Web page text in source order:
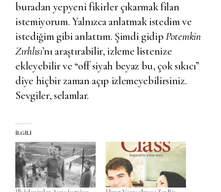
buradan yepyeni fikirler çıkarmak filan
istemiyorum. Yalnızca anlatmak istedim ve
istediğim gibi anlattım. Şimdi gidipPotemkin
Zırhlısı’nı araştırabilir, izleme listenize
ekleyebilir ve “off siyah beyaz bu, çok sıkıcı”
diye hiçbir zaman açıp izlemeyebilirsiniz.
Sevgiler, selamlar.
İLGILI